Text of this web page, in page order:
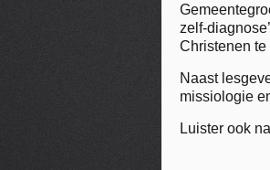
zelf-
Christenen
Naast
missiologie
Luister ook